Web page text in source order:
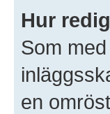
Hur
Som
en